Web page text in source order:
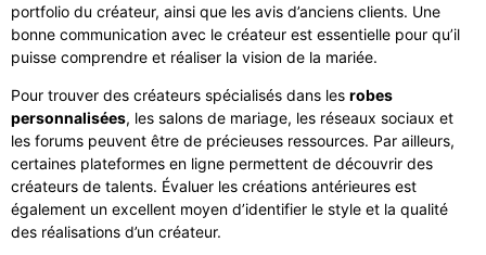
portfolio du créateur, ainsi que les avis d’anciens clients. Une
bonne communication avec le créateur est essentielle pour qu’il
puisse comprendre et réaliser la vision de la mariée.
Pour trouver des créateurs spécialisés dans les robes
personnalisées, les salons de mariage, les réseaux sociaux et
les forums peuvent être de précieuses ressources. Par ailleurs,
certaines plateformes en ligne permettent de découvrir des
créateurs de talents. Évaluer les créations antérieures est
également un excellent moyen d’identifier le style et la qualité
des réalisations d’un créateur.